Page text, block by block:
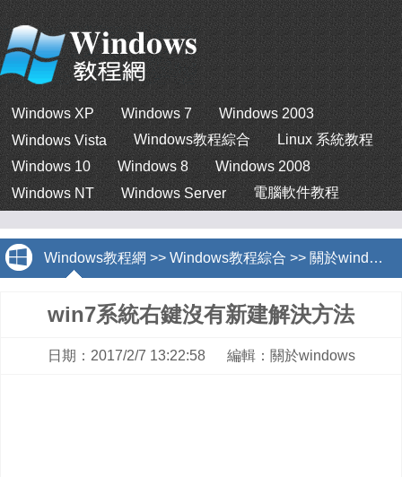
Windows XP Windows 7
Windows 2003
Windows Vista
Windows教程綜合
Linux 系統教程
Windows 10
Windows 8
Windows 2008
Windows NT
Windows Server 電腦軟件教程
Windows教程網 >> Windows教程綜合 >> 關於windows
win7系統右鍵沒有新建解決方法
日期：2017/2/7 13:22:58 編輯：關於windows